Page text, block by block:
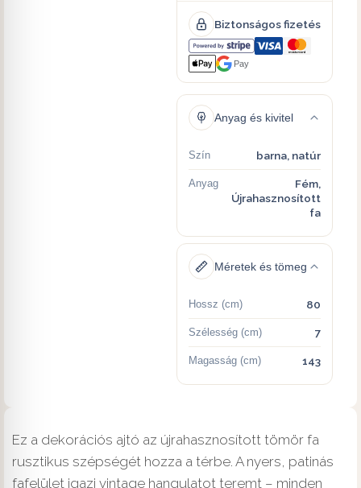
Biztonságos fizetés
Pay
Anyag és kivitel
Szín barna, natúr
Anyag
Fém,
Újrahasznosított
fa
Méretek és tömeg
Hossz (cm) 80
Szélesség (cm) 7
Magasság (cm) 143
Ez a dekorációs ajtó az újrahasznosított tömör fa
rusztikus szépségét hozza a térbe. A nyers, patinás
fafelület igazi vintage hangulatot teremt – minden